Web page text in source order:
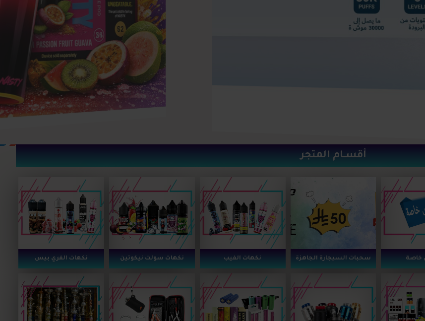
أقســام المتجر
خاصة سحبات السيجارة الجاهزة نكهات الفيب نكهات سولت نيكوتين نكهات الفري بيس